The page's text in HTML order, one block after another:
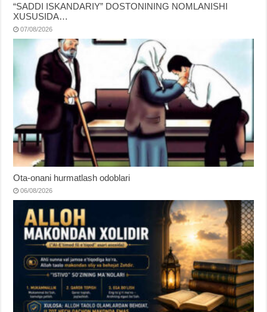
“SADDI ISKANDARIY” DOSTONINING NOMLANISHI
XUSUSIDA…
07/08/2026
Ota-onani hurmatlash odoblari
06/08/2026